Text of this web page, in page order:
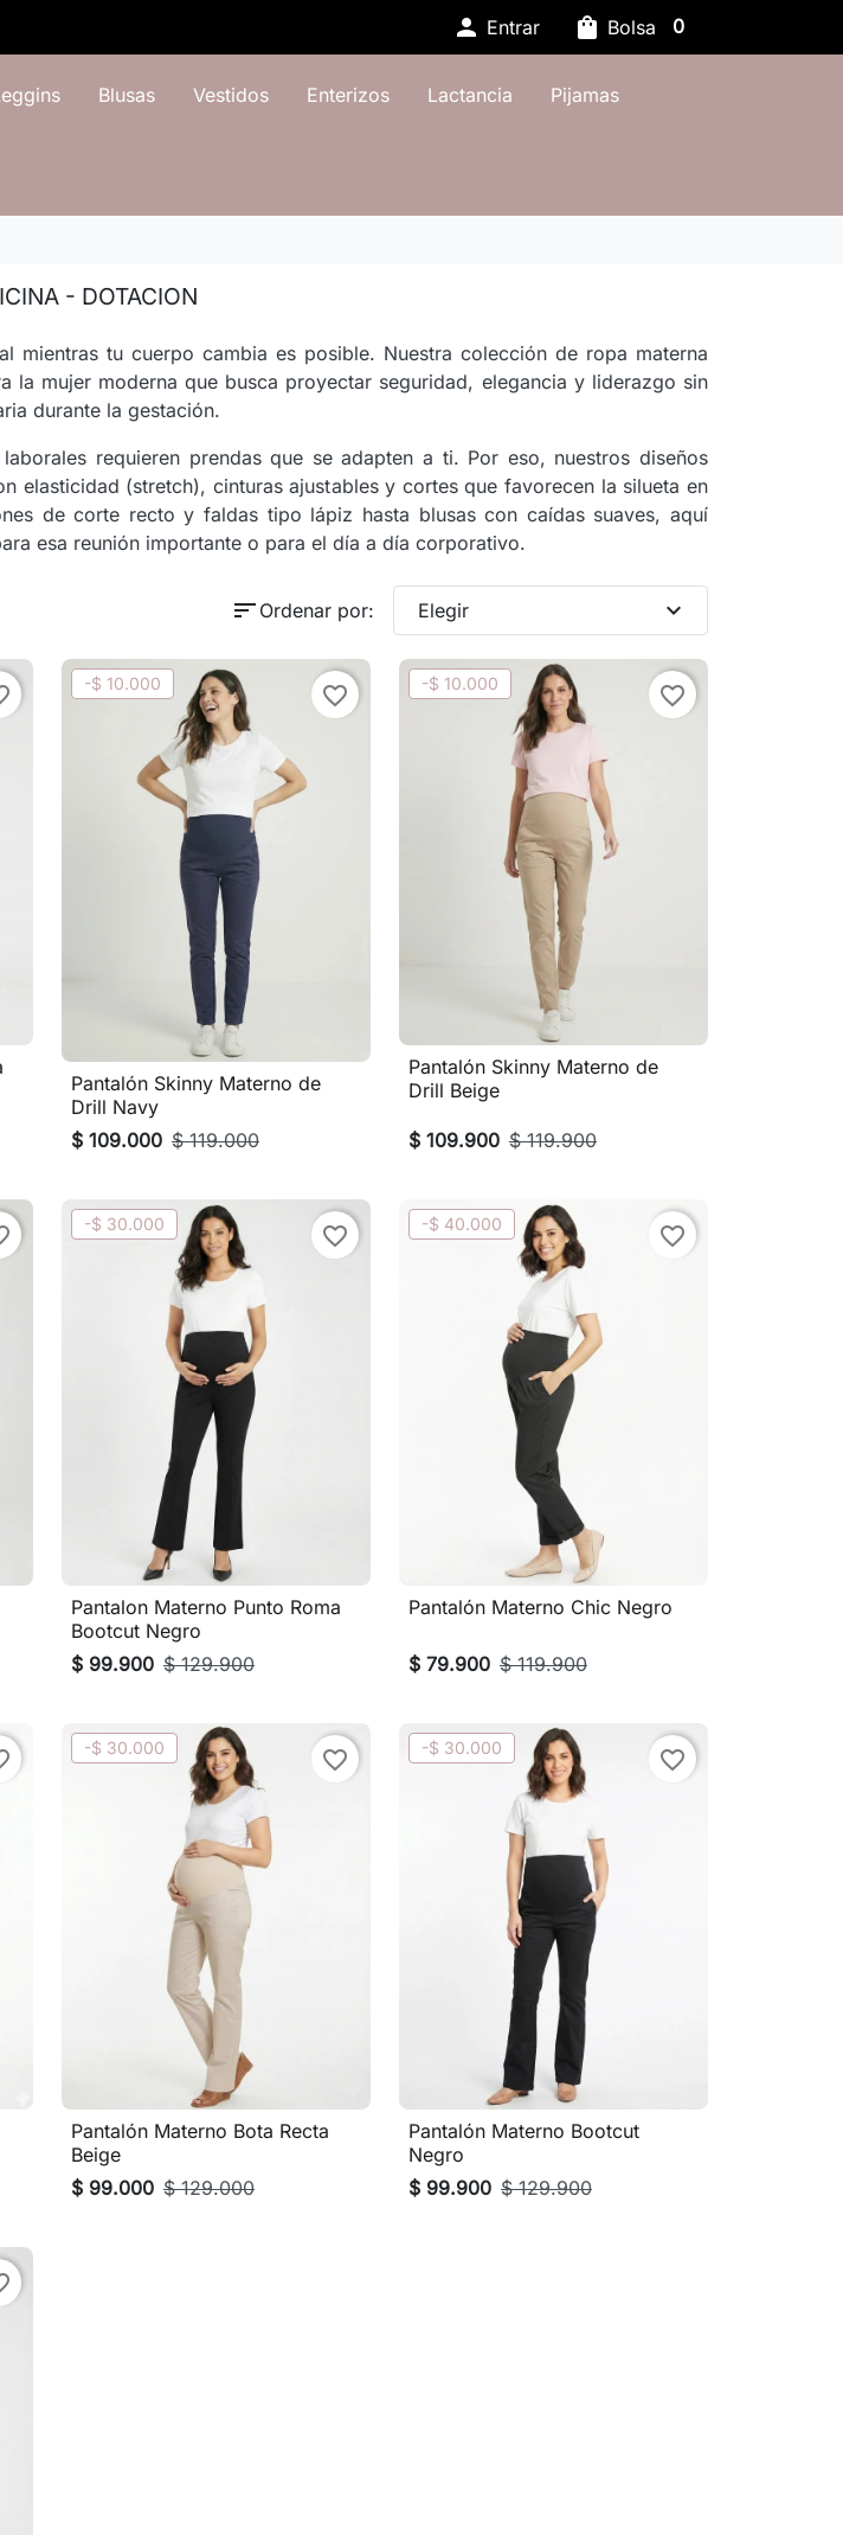
 Entrar shopping_bag Bolsa 0
Blusas Vestidos Enterizos Lactancia Pijamas
- DOTACION
mientras tu cuerpo cambia es posible. Nuestra colección de ropa materna
la mujer moderna que busca proyectar seguridad, elegancia y liderazgo sin
durante la gestación.
requieren prendas que se adapten a ti. Por eso, nuestros diseños
elasticidad (stretch), cinturas ajustables y cortes que favorecen la silueta en
de corte recto y faldas tipo lápiz hasta blusas con caídas suaves, aquí
esa reunión importante o para el día a día corporativo.
sort Ordenar por: Elegir expand_more
-$ 10.000 favorite_border
 Vista rápida
Pantalón Skinny Materno de
Drill Navy
$ 109.000 $ 119.000
-$ 10.000 favorite_border
 Vista rápida
Pantalón Skinny Materno de
Drill Beige
$ 109.900 $ 119.900
-$ 30.000 favorite_border
 Vista rápida
Pantalon Materno Punto Roma
Bootcut Negro
$ 99.900 $ 129.900
-$ 40.000 favorite_border
 Vista rápida
Pantalón Materno Chic Negro
$ 79.900 $ 119.900
-$ 30.000 favorite_border
 Vista rápida
Pantalón Materno Bota Recta
Beige
$ 99.000 $ 129.000
-$ 30.000 favorite_border
 Vista rápida
Pantalón Materno Bootcut
Negro
$ 99.900 $ 129.900